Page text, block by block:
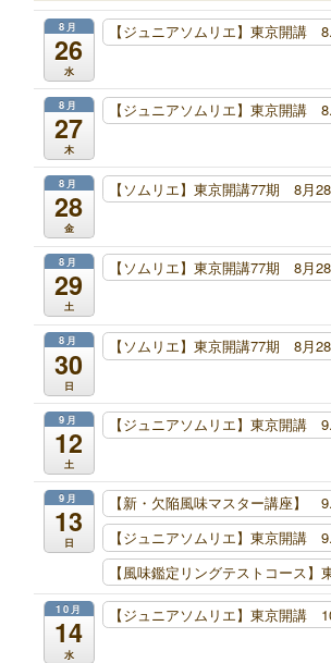
8月
26
水
【ジュニアソムリエ】東京開講
8月
27
木
【ジュニアソムリエ】東京開講
8月
28
金
【ソムリエ】東京開講77期 8月
8月
29
土
【ソムリエ】東京開講77期 8月
8月
30
日
【ソムリエ】東京開講77期 8月
9月
12
土
【ジュニアソムリエ】東京開講
9月
13
日
【新・欠陥風味マスター講座】
【ジュニアソムリエ】東京開講
【風味鑑定リングテストコース】
10月
14
水
【ジュニアソムリエ】東京開講